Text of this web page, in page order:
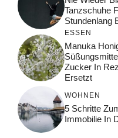
Tanzschuhe
Stundenlang
ESSEN
Manuka
Zucker In
Ersetzt
WOHNEN
5 Schritte
Immobilie In